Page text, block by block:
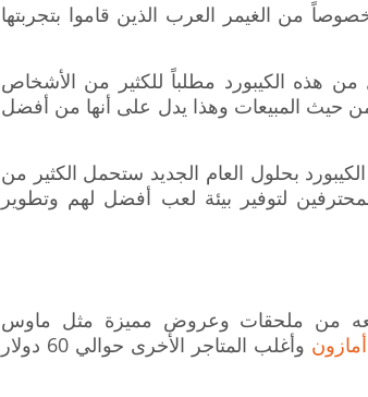
من الغيمر العرب الذين قاموا بتجربتها
من هذه الكيبورد مطلباً للكثير من الأشخاص
حيث المبيعات وهذا يدل على أنها من أفضل
بحلول العام الجديد ستحمل الكثير من
لتوفير بيئة لعب أفضل لهم وتطوير
معه من ملحقات وعروض مميزة مثل ماوس
أمازون
وأغلب المتاجر الأخرى حوالي 60 دولار